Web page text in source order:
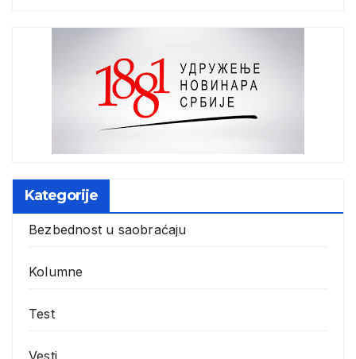
Kategorije
Bezbednost u saobraćaju
Kolumne
Test